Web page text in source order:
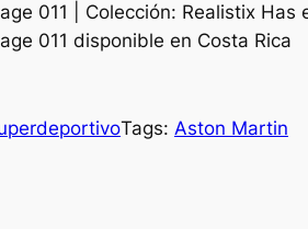
011 | Colección: Realistix Has
011 disponible en Costa Rica
Tags: Aston Martin